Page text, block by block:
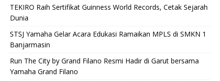
TEKIRO Raih Sertifikat Guinness World Records, Cetak Sejarah
Dunia
STSJ Yamaha Gelar Acara Edukasi Ramaikan MPLS di SMKN 1
Banjarmasin
Run The City by Grand Filano Resmi Hadir di Garut bersama
Yamaha Grand Filano